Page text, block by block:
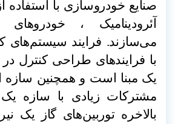
صنایع خودروسازی با استفاده
آئرودینامیک ،
می‌سازند. فرایند سیستم‌های
با فرایندهای طراحی کنترل
یک مبنا است و همچنین سازه
مشترکات زیادی با سازه یک
بالاخره توربین‌های گاز یک